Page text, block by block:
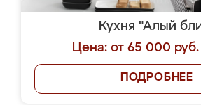
Кухня "Алый
Цена: от 65 000 руб.
ПОДРОБНЕЕ